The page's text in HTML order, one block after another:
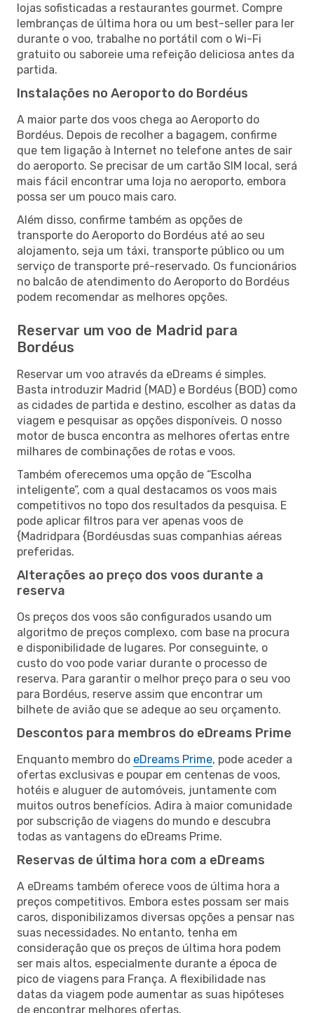
lojas sofisticadas a restaurantes gourmet. Compre
lembranças de última hora ou um best-seller para ler
durante o voo, trabalhe no portátil com o Wi-Fi
gratuito ou saboreie uma refeição deliciosa antes da
partida.
Instalações no Aeroporto do Bordéus
A maior parte dos voos chega ao Aeroporto do
Bordéus. Depois de recolher a bagagem, confirme
que tem ligação à Internet no telefone antes de sair
do aeroporto. Se precisar de um cartão SIM local, será
mais fácil encontrar uma loja no aeroporto, embora
possa ser um pouco mais caro.
Além disso, confirme também as opções de
transporte do Aeroporto do Bordéus até ao seu
alojamento, seja um táxi, transporte público ou um
serviço de transporte pré-reservado. Os funcionários
no balcão de atendimento do Aeroporto do Bordéus
podem recomendar as melhores opções.
Reservar um voo de Madrid para
Bordéus
Reservar um voo através da eDreams é simples.
Basta introduzir Madrid (MAD) e Bordéus (BOD) como
as cidades de partida e destino, escolher as datas da
viagem e pesquisar as opções disponíveis. O nosso
motor de busca encontra as melhores ofertas entre
milhares de combinações de rotas e voos.
Também oferecemos uma opção de “Escolha
inteligente”, com a qual destacamos os voos mais
competitivos no topo dos resultados da pesquisa. E
pode aplicar filtros para ver apenas voos de
{Madridpara {Bordéusdas suas companhias aéreas
preferidas.
Alterações ao preço dos voos durante a
reserva
Os preços dos voos são configurados usando um
algoritmo de preços complexo, com base na procura
e disponibilidade de lugares. Por conseguinte, o
custo do voo pode variar durante o processo de
reserva. Para garantir o melhor preço para o seu voo
para Bordéus, reserve assim que encontrar um
bilhete de avião que se adeque ao seu orçamento.
Descontos para membros do eDreams Prime
Enquanto membro do eDreams Prime, pode aceder a
ofertas exclusivas e poupar em centenas de voos,
hotéis e aluguer de automóveis, juntamente com
muitos outros benefícios. Adira à maior comunidade
por subscrição de viagens do mundo e descubra
todas as vantagens do eDreams Prime.
Reservas de última hora com a eDreams
A eDreams também oferece voos de última hora a
preços competitivos. Embora estes possam ser mais
caros, disponibilizamos diversas opções a pensar nas
suas necessidades. No entanto, tenha em
consideração que os preços de última hora podem
ser mais altos, especialmente durante a época de
pico de viagens para França. A flexibilidade nas
datas da viagem pode aumentar as suas hipóteses
de encontrar melhores ofertas.